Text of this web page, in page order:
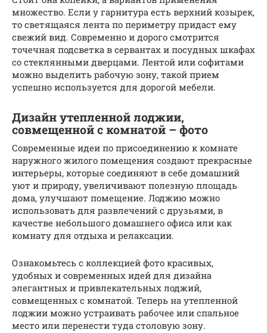
множество. Если у гарнитура есть верхний козырек,
то светящаяся лента по периметру придаст ему
свежий вид. Современно и дорого смотрится
точечная подсветка в сервантах и посудных шкафах
со стеклянными дверцами. Лентой или софитами
можно выделить рабочую зону, такой прием
успешно используется для дорогой мебели.
Дизайн утепленной лоджии,
совмещенной с комнатой – фото
Современные идеи по присоединению к комнате
наружного жилого помещения создают прекрасные
интерьеры, которые соединяют в себе домашний
уют и природу, увеличивают полезную площадь
дома, улучшают помещение. Лоджию можно
использовать для развлечений с друзьями, в
качестве небольшого домашнего офиса или как
комнату для отдыха и релаксации.
Ознакомьтесь с коллекцией фото красивых,
удобных и современных идей для дизайна
элегантных и привлекательных лоджий,
совмещенных с комнатой. Теперь на утепленной
лоджии можно устраивать рабочее или спальное
место или перенести туда столовую зону.